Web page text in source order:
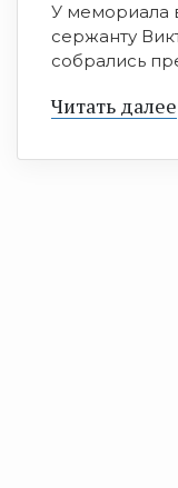
У мемориала
сержанту
собрались
Читать далее